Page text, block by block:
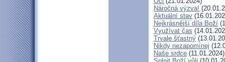
Náročná výzva!
Aktuální stav
Nejkrásnější díla Boží
Využívat čas
Trvale šťastný
Nikdy nezapomínej
Naše srdce (11.01.2024)